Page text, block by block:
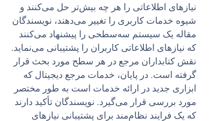
نیازهای اطلاعاتی را هر چه بیش‌تر حل می‌کنند و
شیوه خدمات کاربری را تغییر می‌دهند، نویسندگان
مقاله یک سیستم سه‌سطحی را پیشنهاد می‌کنند
که نیازهای اطلاعاتی کاربران را پشتیبانی می‌نماید.
نقش کتابداران مرجع در هر سطح مورد بحث قرار
گرفته است. در پایان، خدمات مرجع دیجیتال که
ابزاری جدید در ارائه خدمات است به طور مختصر
مورد بررسی قرار می‌گیرد. نویسندگان تأکید دارند
که یک فرایند نظام‌مند برای پشتیبانی نیازهای